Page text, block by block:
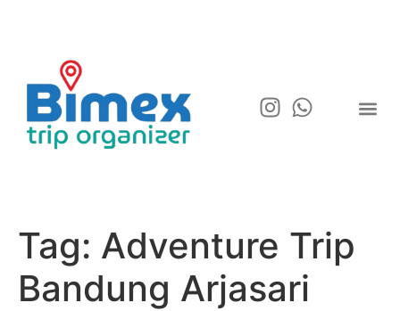
Tag: Adventure Trip
Bandung Arjasari